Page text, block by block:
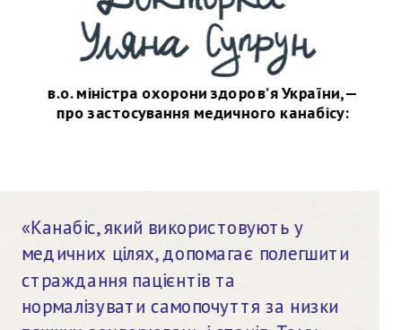
в.о. міністра охорони здоров’я України, —
про застосування медичного канабісу:
«Канабіс, який використовують у
медичних цілях, допомагає полегшити
страждання пацієнтів та
нормалізувати самопочуття за низки